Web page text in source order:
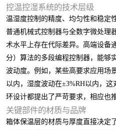
控温控湿系统的技术层级
温湿度控制的精度、均匀性和稳定
普通机械式控制器与全数字微处理
术水平上存在代际差异。高端设备
分）算法的多段编程控制器，能够
波动度。例如，某些高要求应用场
以内，湿度波动在±3%RH以内，
环设计都提出了严苛要求，相应也
关键部件的材质与品牌
箱体保温层的材质与厚度直接决定